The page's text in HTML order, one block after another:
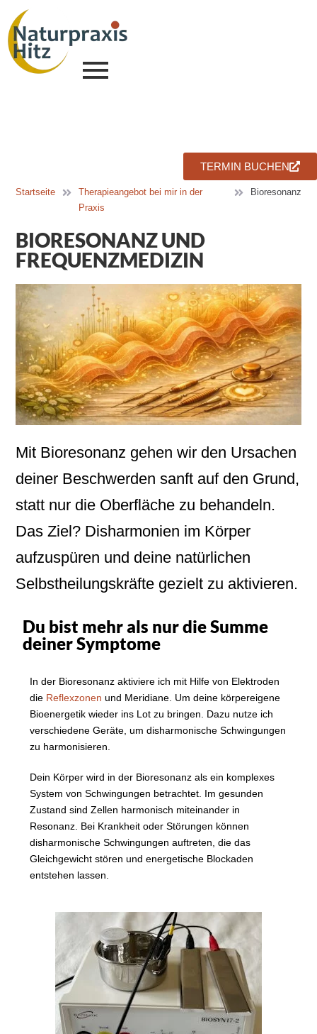
TERMIN BUCHEN
Startseite
Therapieangebot bei mir in der
Praxis
Bioresonanz
BIORESONANZ UND
FREQUENZMEDIZIN
Mit Bioresonanz gehen wir den Ursachen
deiner Beschwerden sanft auf den Grund,
statt nur die Oberfläche zu behandeln.
Das Ziel? Disharmonien im Körper
aufzuspüren und deine natürlichen
Selbstheilungskräfte gezielt zu aktivieren.
Du bist mehr als nur die Summe
deiner Symptome
In der Bioresonanz aktiviere ich mit Hilfe von Elektroden
die Reflexzonen und Meridiane. Um deine körpereigene
Bioenergetik wieder ins Lot zu bringen. Dazu nutze ich
verschiedene Geräte, um disharmonische Schwingungen
zu harmonisieren.
Dein Körper wird in der Bioresonanz als ein komplexes
System von Schwingungen betrachtet. Im gesunden
Zustand sind Zellen harmonisch miteinander in
Resonanz. Bei Krankheit oder Störungen können
disharmonische Schwingungen auftreten, die das
Gleichgewicht stören und energetische Blockaden
entstehen lassen.